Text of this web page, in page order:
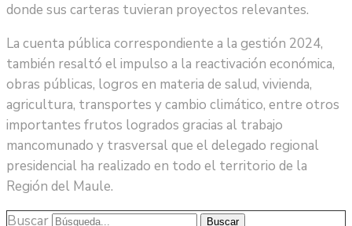
donde sus carteras tuvieran proyectos relevantes.
La cuenta pública correspondiente a la gestión 2024,
también resaltó el impulso a la reactivación económica,
obras públicas, logros en materia de salud, vivienda,
agricultura, transportes y cambio climático, entre otros
importantes frutos logrados gracias al trabajo
mancomunado y trasversal que el delegado regional
presidencial ha realizado en todo el territorio de la
Región del Maule.
Buscar
Buscar